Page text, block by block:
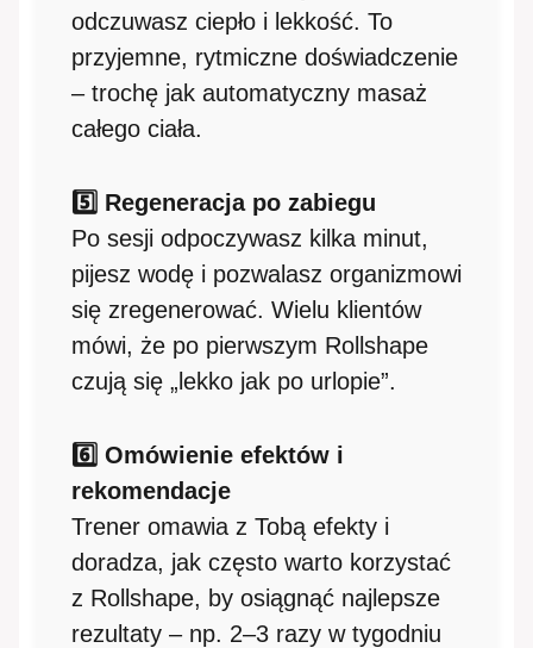
odczuwasz ciepło i lekkość. To
przyjemne, rytmiczne doświadczenie
– trochę jak automatyczny masaż
całego ciała.
5️⃣ Regeneracja po zabiegu
Po sesji odpoczywasz kilka minut,
pijesz wodę i pozwalasz organizmowi
się zregenerować. Wielu klientów
mówi, że po pierwszym Rollshape
czują się „lekko jak po urlopie”.
6️⃣ Omówienie efektów i
rekomendacje
Trener omawia z Tobą efekty i
doradza, jak często warto korzystać
z Rollshape, by osiągnąć najlepsze
rezultaty – np. 2–3 razy w tygodniu